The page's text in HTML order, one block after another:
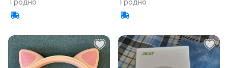
Гродно Гродно